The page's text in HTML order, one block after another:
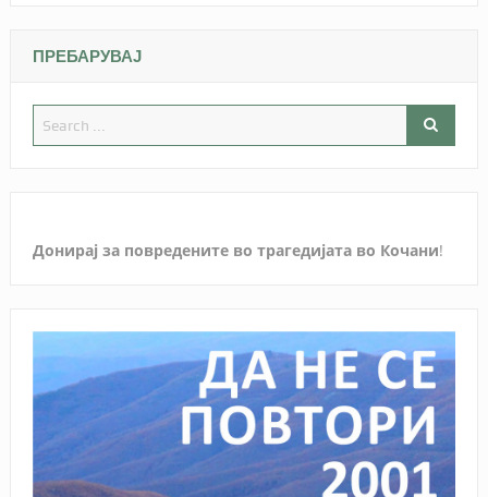
ПРЕБАРУВАЈ
Донирај за повредените во трагедијата во Кочани!